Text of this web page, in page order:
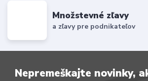
Množstevné zľavy
a zľavy pre podnikateľov
Nepremeškajte novinky,